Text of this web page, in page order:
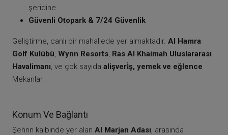
şeridine
Güvenli Otopark & 7/24 Güvenlik
Geliştirme, canlı bir mahallede yer almaktadır. Al Hamra
Golf Kulübü, Wynn Resorts, Ras Al Khaimah Uluslararası
Havalimanı, ve çok sayıda alişveri̇ş, yemek ve eğlence
Mekanlar.
Konum Ve Bağlantı
Şehrin kalbinde yer alan Al Marjan Adası, arasında